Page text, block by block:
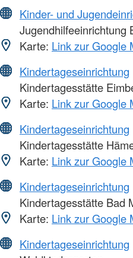
Kinder- und
Jugendhilfeeinrichtung
Karte: Link zur Google
Kindertageseinrichtung
Kindertagesstätte
Karte: Link zur Google
Kindertageseinrichtung
Kindertagesstätte
Karte: Link zur Google
Kindertageseinrichtung
Kindertagesstätte Bad
Karte: Link zur Google
Kindertageseinrichtung